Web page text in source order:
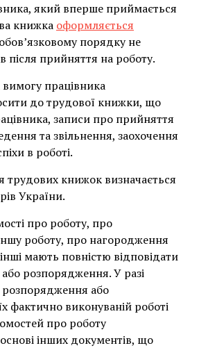
який вперше приймається
книжка оформляється
порядку не
після прийняття на роботу.
працівника
до трудової книжки, що
записи про прийняття
та звільнення, заохочення
в роботі.
трудових книжок визначається
України.
про роботу, про
роботу, про нагородження
мають повністю відповідати
або розпорядження. У разі
розпорядження або
фактично виконуваній роботі
про роботу
інших документів, що